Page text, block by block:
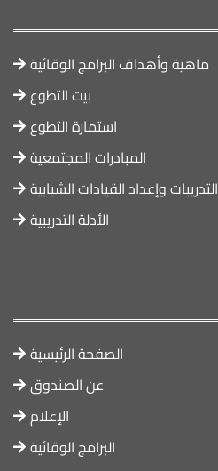
ماهية وأهداف البرامج الوقائية
بيت التطوع
استمارة التطوع
المبادرات المجتمعية
التدريبات وإعداد القيادات الشبابية
الأدلة التدريبية
الصفحة الرئيسية
عن الصندوق
الإعلام
البرامج الوقائية